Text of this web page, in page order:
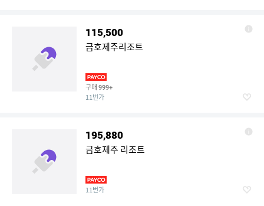
115,500
금호제주리조트
구매 999+
11번가
195,880
금호제주 리조트
11번가